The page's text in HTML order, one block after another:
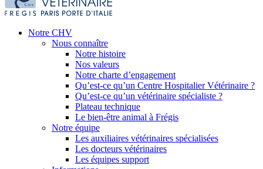
Notre CHV
Nous connaître
Notre histoire
Nos valeurs
Notre charte d’engagement
Qu’est-ce qu’un Centre Hospitalier Vétérinaire ?
Qu’est-ce qu’un vétérinaire spécialiste ?
Plateau technique
Le bien-être animal à Frégis
Notre équipe
Les auxiliaires vétérinaires spécialisées
Les docteurs vétérinaires
Les équipes support